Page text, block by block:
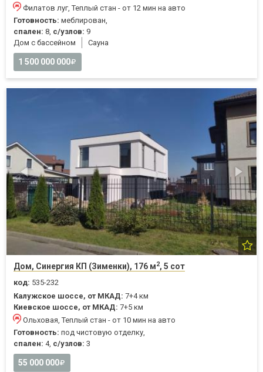
Филатов луг, Теплый стан - от 12 мин на авто
Готовность: меблирован,
спален: 8, с/узлов: 9
Дом с бассейном
Cауна
1 500 000 000
Дом, Синергия КП (Зименки), 176 м2, 5 сот
код: 535-232
Калужское шоссе, от МКАД: 7+4 км
Киевское шоссе, от МКАД: 7+5 км
Ольховая, Теплый стан - от 10 мин на авто
Готовность: под чистовую отделку,
спален: 4, с/узлов: 3
55 000 000